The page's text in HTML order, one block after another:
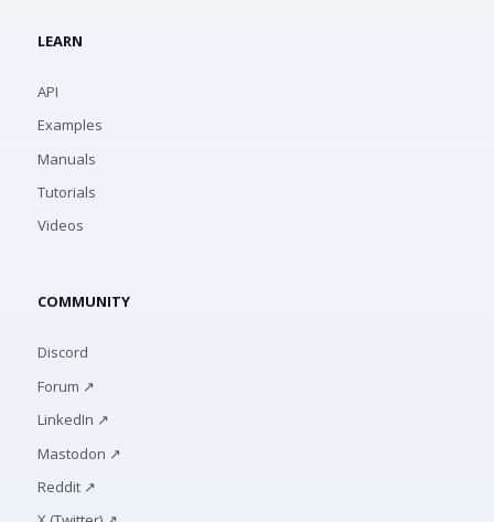
LEARN
API
Examples
Manuals
Tutorials
Videos
COMMUNITY
Discord
Forum ↗
LinkedIn ↗
Mastodon ↗
Reddit ↗